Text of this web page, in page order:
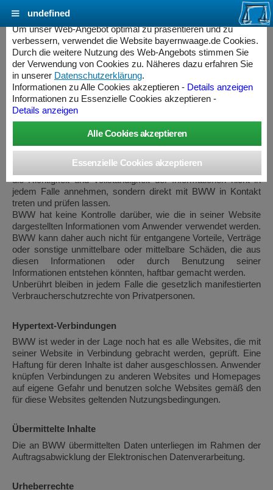
Copyright - Rechtliche Informationen
Eingeschränkte Gewähr für Informationen
Die Bayerische Waagenbau Werkstätte - Althaus GmbH
(BWW) verwendet die im Verkehr erforderliche Sorgfalt, um
die Informationen seiner Website (Home Page) korrekt und auf
dem neuesten Stand zu halten. Es können jedoch Irrtümer
auftreten oder Informationen fehlen. Der Anwender sollte daher
die Richtigkeit und Vollständigkeit der Informationen nicht in
jedem Falle annehmen, sondern direkt mit BWW in Kontakt
treten und prüfen lassen.
BWW hat keine Kontrolle darüber, wie die in seiner Website
dargestellten Informationen vom Anwender verwendet werden.
BWW kann daher auch nicht für entgangene Vorteile, Verträge
oder sonstige unmittelbare oder mittelbare Schäden, die aus
diesen Informationen oder durch Benutzung seiner
Informationen entstehen könnten, haftbar gemacht werden.
Unberührt bleiben in jedem Falle die gesetzlich manifestierten
Verbraucherschutzrechte von Privatpersonen.
Hypertext-Verbindungen
BWW ist weder in der Lage noch hat es alle Websites, die mit
seiner Website in Verbindung gebracht werden, geprüft. Eine
Haftung für deren Inhalte ist daher ausgeschlossen. Anwender
knüpfen Verbindungen zu anderen Websites und Homepages
auf eigene Gefahr und benutzen solche Websites gemäß den
für diese Websites geltenden Nutzungsbedingungen.
Übermittelte Inhalte
Die an BWW übermittelten Daten unterliegen im Rahmen der
Auftragsabwicklung der Elektronischen Datenverarbeitung.
Urheberrechte
Cookie Einstellungen - bayernwaage.de
Um unser Web-Angebot optimal zu präsentieren und zu
verbessern, verwendet die Website bayernwaage.de Cookies.
Durch die weitere Nutzung des Web-Angebots stimmen Sie
der Verwendung von Cookies zu. Näheres dazu erfahren Sie
in unserer Datenschutzerklärung.
Informationen zu Alle Cookies akzeptieren - Details anzeigen
Informationen zu Essenzielle Cookies akzeptieren -
Details anzeigen
undefined
Controller